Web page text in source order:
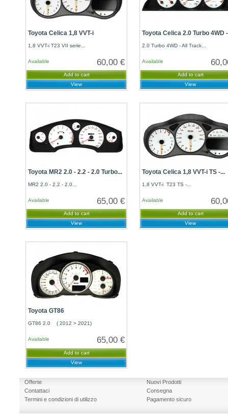
Toyota Celica 1,8 VVT-i
1,8 VVT-i T23 VII serie...
60,00 €
Available
Add to cart
View
Toyota Celica 2.0 Turbo 4WD
2.0 Turbo 4WD - All Track...
Available
Add to cart
View
Toyota MR2 2.0 - 2.2 - 2.0 Turbo...
MR2 2.0 - 2.2 - 2.0...
65,00 €
Available
Add to cart
View
Toyota Celica 1,8 VVT-i TS -...
1,8 VVT-i T23 TS -...
Available
Add to cart
View
Toyota GT86
GT86 2.0 ( 2012 > 2021)
65,00 €
Available
Add to cart
View
Offerte
Nuovi Prodotti
Contattaci
Consegna
Termini e condizioni di utilizzo
Pagamento sicuro